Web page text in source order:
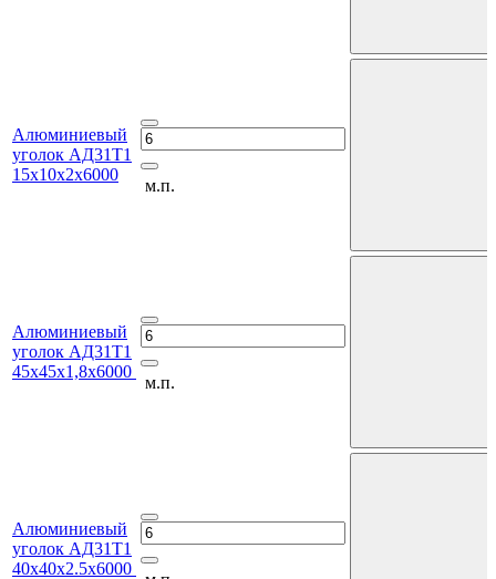
Алюминиевый
уголок АД31Т1
15х10х2х6000
м.п.
Алюминиевый
уголок АД31Т1
45х45х1,8х6000
м.п.
Алюминиевый
уголок АД31Т1
40х40х2.5х6000